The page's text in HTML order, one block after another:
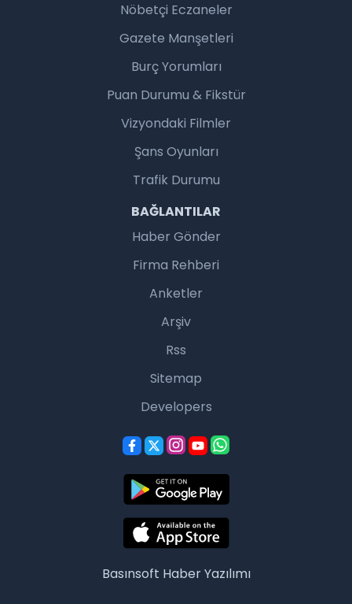
Nöbetçi Eczaneler
Gazete Manşetleri
Burç Yorumları
Puan Durumu & Fikstür
Vizyondaki Filmler
Şans Oyunları
Trafik Durumu
BAĞLANTILAR
Haber Gönder
Firma Rehberi
Anketler
Arşiv
Rss
Sitemap
Developers
Basınsoft Haber Yazılımı